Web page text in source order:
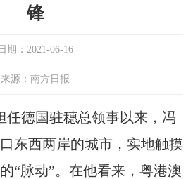
锋
期：2021-06-16
来源：南方日报
德国驻穗总领事以来，冯
东西两岸的城市，实地触摸
“脉动”。在他看来，粤港澳